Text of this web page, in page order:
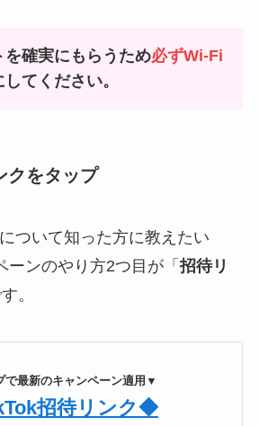
を確実にもらうため必ずWi-Fi
してください。
クをタップ
ついて知った方に教えたい
ーンのやり方2つ目が「 招待リ
。
で最新のキャンペーン適用▼
招待リンク◆